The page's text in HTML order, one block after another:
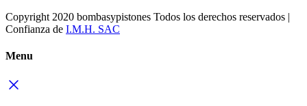
Copyright 2020 bombasypistones Todos los derechos reservados |
Confianza de I.M.H. SAC
Menu